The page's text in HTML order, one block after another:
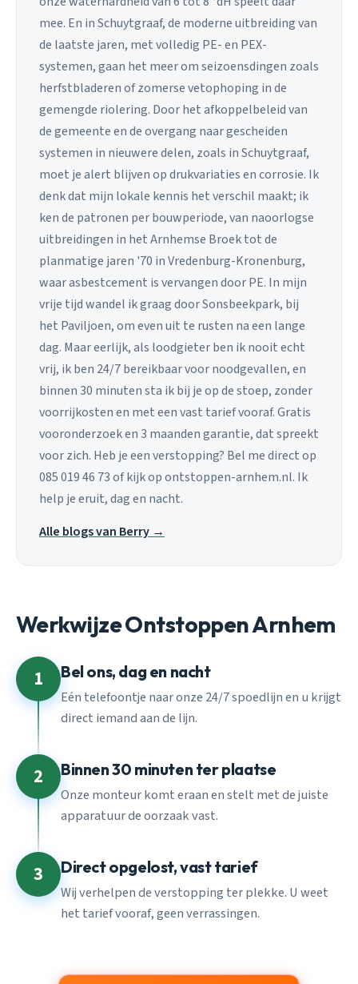
mee. En in Schuytgraaf, de moderne uitbreiding van
de laatste jaren, met volledig PE- en PEX-
systemen, gaan het meer om seizoensdingen zoals
herfstbladeren of zomerse vetophoping in de
gemengde riolering. Door het afkoppelbeleid van
de gemeente en de overgang naar gescheiden
systemen in nieuwere delen, zoals in Schuytgraaf,
moet je alert blijven op drukvariaties en corrosie. Ik
denk dat mijn lokale kennis het verschil maakt; ik
ken de patronen per bouwperiode, van naoorlogse
uitbreidingen in het Arnhemse Broek tot de
planmatige jaren '70 in Vredenburg-Kronenburg,
waar asbestcement is vervangen door PE. In mijn
vrije tijd wandel ik graag door Sonsbeekpark, bij
het Paviljoen, om even uit te rusten na een lange
dag. Maar eerlijk, als loodgieter ben ik nooit echt
vrij, ik ben 24/7 bereikbaar voor noodgevallen, en
binnen 30 minuten sta ik bij je op de stoep, zonder
voorrijkosten en met een vast tarief vooraf. Gratis
vooronderzoek en 3 maanden garantie, dat spreekt
voor zich. Heb je een verstopping? Bel me direct op
085 019 46 73 of kijk op ontstoppen-arnhem.nl. Ik
help je eruit, dag en nacht.
Alle blogs van Berry →
Werkwijze Ontstoppen Arnhem
1 Bel ons, dag en nacht
Eén telefoontje naar onze 24/7 spoedlijn en u krijgt
direct iemand aan de lijn.
2 Binnen 30 minuten ter plaatse
Onze monteur komt eraan en stelt met de juiste
apparatuur de oorzaak vast.
3 Direct opgelost, vast tarief
Wij verhelpen de verstopping ter plekke. U weet
het tarief vooraf, geen verrassingen.